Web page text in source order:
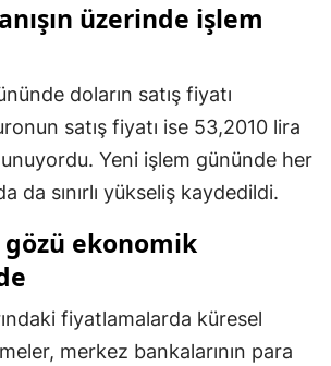
Kırklareli
Kocaeli
Konya
Kütahya
Malatya
Kahramanmaraş
üzerinde işlem
doların satış fiyatı
satış fiyatı ise 53,2010 lira
Yeni işlem gününde her
da sınırlı yükseliş kaydedildi.
gözü ekonomik
fiyatlamalarda küresel
merkez bankalarının para